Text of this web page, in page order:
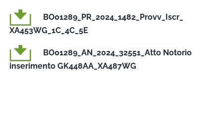
BO01289_PR_2024_1482_Provv_Iscr_
XA453WG_1C_4C_5E
BO01289_AN_2024_32551_Atto Notorio
inserimento GK448AA_XA487WG